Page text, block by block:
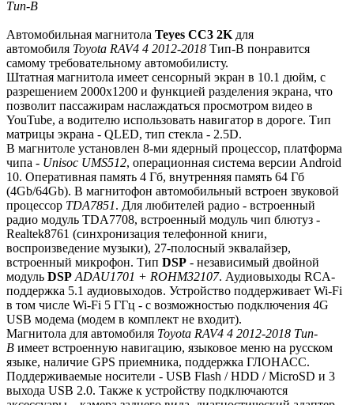
Тип-B
Автомобильная магнитола Teyes СС3 2Kдля
автомобиля Toyota RAV4 4 2012-2018 Тип-B понравится
самому требовательному автомобилисту.
Штатная магнитола имеет сенсорный экран в 10.1 дюйм, с
разрешением 2000х1200 и функцией разделения экрана, что
позволит пассажирам наслаждаться просмотром видео в
YouTube, а водителю использовать навигатор в дороге. Тип
матрицы экрана - QLED, тип стекла - 2.5D.
В магнитоле установлен 8-ми ядерный процессор, платформа
чипа - Unisoc UMS512, операционная система версии Android
10. Оперативная память 4 Гб, внутренняя память 64 Гб
(4Gb/64Gb). В магнитофон автомобильный встроен звуковой
процессор TDA7851. Для любителей радио - встроенный
радио модуль TDA7708, встроенный модуль чип блютуз -
Realtek8761 (синхронизация телефонной книги,
воспроизведение музыки), 27-полосный эквалайзер,
встроенный микрофон. Тип DSP - независимый двойной
модуль DSP ADAU1701 + ROHM32107. Аудиовыходы RCA-
поддержка 5.1 аудиовыходов. Устройство поддерживает Wi-Fi
в том числе Wi-Fi 5 ГГц - с возможностью подключения 4G
USB модема (модем в комплект не входит).
Магнитола для автомобиля Toyota RAV4 4 2012-2018 Тип-
B имеет встроенную навигацию, языковое меню на русском
языке, наличие GPS приемника, поддержка ГЛОНАСС.
Поддерживаемые носители - USB Flash / HDD / MicroSD и 3
выхода USB 2.0. Также к устройству подключаются